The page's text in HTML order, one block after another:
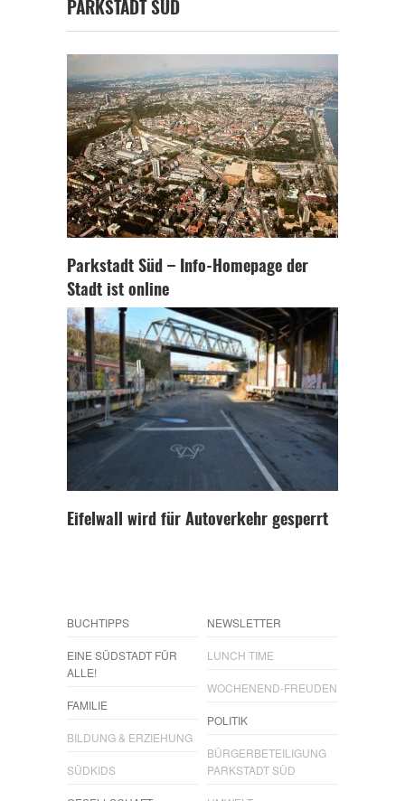
PARKSTADT SÜD
Parkstadt Süd – Info-Homepage der
Stadt ist online
Eifelwall wird für Autoverkehr gesperrt
BUCHTIPPS
EINE SÜDSTADT FÜR
ALLE!
FAMILIE
BILDUNG & ERZIEHUNG
SÜDKIDS
NEWSLETTER
LUNCH TIME
WOCHENEND-FREUDEN
POLITIK
BÜRGERBETEILIGUNG
PARKSTADT SÜD